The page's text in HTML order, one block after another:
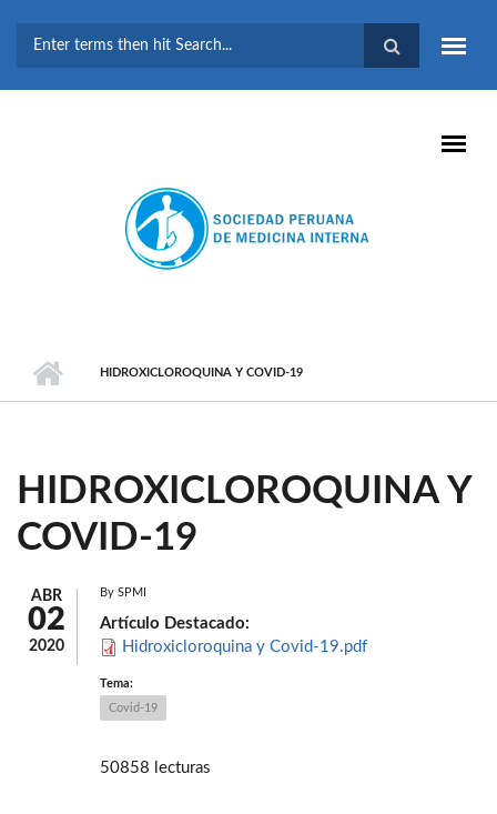
BÚSQUEDA
HIDROXICLOROQUINA Y COVID-19
HIDROXICLOROQUINA Y
COVID-19
ABR
02
2020
By SPMI
Artículo Destacado:
Hidroxicloroquina y Covid-19.pdf
Tema:
Covid-19
50858 lecturas